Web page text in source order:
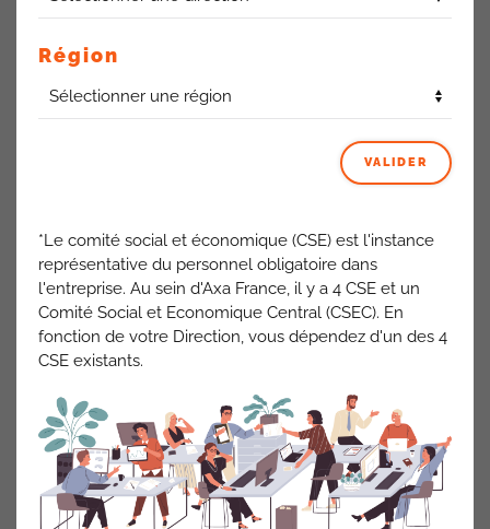
impacte la gestion des dossiers, notamment dans les
Couverture de l’entrée du
C’est en bonne voie puisqu’une entreprise est venue afin
d’établir un devis. Les contraintes techniques ont été
levées.
Local moto
Les utilisateurs glissent sur la mousse qui se développe au
fond du local, nous demandons un nettoyage.
ACTUALITÉS AXA FRANCE
Région
VALIDER
*Le comité social et économique (CSE) est l'instance
représentative du personnel obligatoire dans
l'entreprise. Au sein d'Axa France, il y a 4 CSE et un
Comité Social et Economique Central (CSEC). En
fonction de votre Direction, vous dépendez d'un des 4
CSE existants.